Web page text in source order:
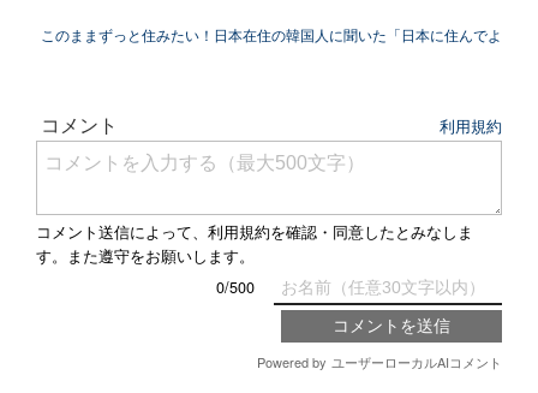
このままずっと住みたい！日本在住の韓国人に聞いた「日本に住んでよ